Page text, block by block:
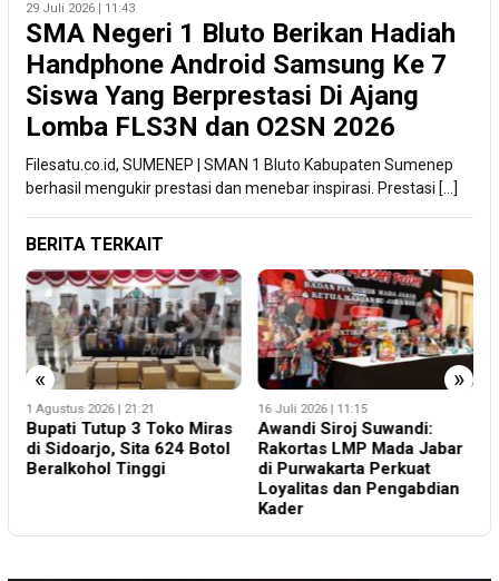
29 Juli 2026 | 11:43
SMA Negeri 1 Bluto Berikan Hadiah
Handphone Android Samsung Ke 7
Siswa Yang Berprestasi Di Ajang
Lomba FLS3N dan O2SN 2026
Filesatu.co.id, SUMENEP | SMAN 1 Bluto Kabupaten Sumenep
berhasil mengukir prestasi dan menebar inspirasi. Prestasi […]
BERITA TERKAIT
« »
16 Juli 2026 | 11:15
Awandi Siroj Suwandi:
Rakortas LMP Mada Jabar
di Purwakarta Perkuat
26 Juli 2026 | 12:06
Pemkab dan BNN Terus
Berkolaborasi Mencegah
Peredaran Narkoba di
Sidoarjo